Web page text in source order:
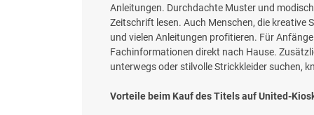
Anleitungen. Durchdachte Muster und
Zeitschrift lesen. Auch Menschen, die kreative
und vielen Anleitungen profitieren. Für
Fachinformationen direkt nach Hause.
unterwegs oder stilvolle Strickkleider suchen,
Vorteile beim Kauf des Titels auf United-